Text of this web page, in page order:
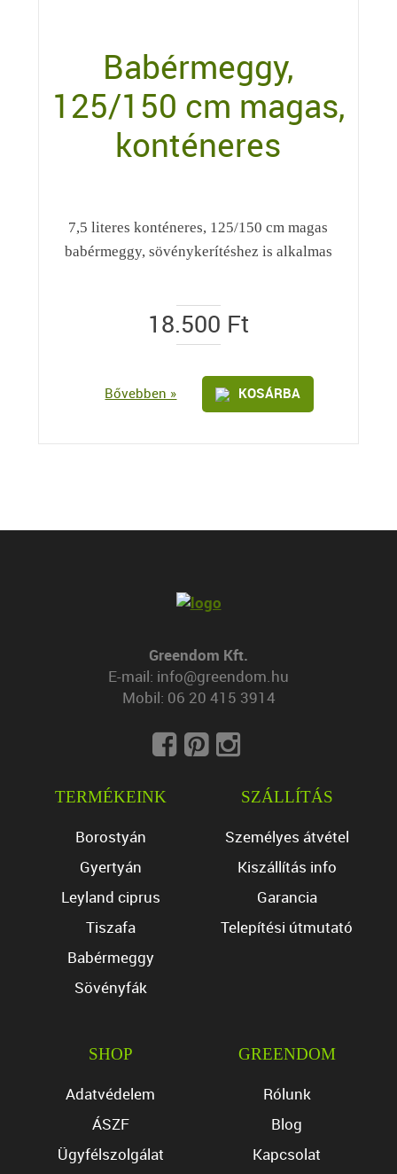
Babérmeggy,
125/150 cm magas,
konténeres
7,5 literes konténeres, 125/150 cm magas
babérmeggy, sövénykerítéshez is alkalmas
18.500 Ft
Bővebben » KOSÁRBA
Greendom Kft.
E-mail: info@greendom.hu
Mobil: 06 20 415 3914
TERMÉKEINK
Borostyán
Gyertyán
Leyland ciprus
Tiszafa
Babérmeggy
Sövényfák
SZÁLLÍTÁS
Személyes átvétel
Kiszállítás info
Garancia
Telepítési útmutató
SHOP
Adatvédelem
ÁSZF
Ügyfélszolgálat
GREENDOM
Rólunk
Blog
Kapcsolat